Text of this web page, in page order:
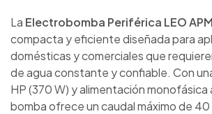
La Electrobomba Periférica LEO
compacta y eficiente diseñada para
domésticas y comerciales que
de agua constante y confiable. Con
HP (370 W) y alimentación monofásica
bomba ofrece un caudal máximo de